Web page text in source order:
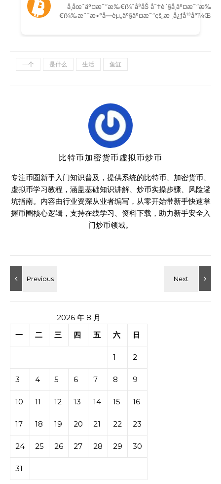
一个 是什么 生活 鱼缸
比特币加密货币虚拟币炒币
专注币圈新手入门知识普及，提供系统的比特币、加密货币、
虚拟币学习教程，涵盖基础知识讲解、炒币实操步骤、风险避
坑指南。内容由行业资深从业者编写，从零开始带新手快速掌
握币圈核心逻辑，支持在线学习、资料下载，助力新手安全入
门炒币领域。
2026 年 8 月
一
二 三 四 五 六 日
1 2
3 4 5 6 7 8 9
10 11 12 13 14 15 16
17 18 19 20 21 22 23
24 25 26 27 28 29 30
31